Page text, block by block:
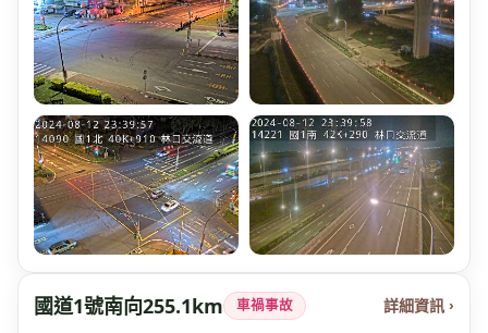
國道1號南向255.1km 車禍事故 詳細資訊 ›